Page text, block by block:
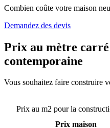
Combien coûte votre maison
Demandez des devis
Prix au mètre
contemporaine
Vous souhaitez faire construire
Prix au m2 pour la
Prix maison